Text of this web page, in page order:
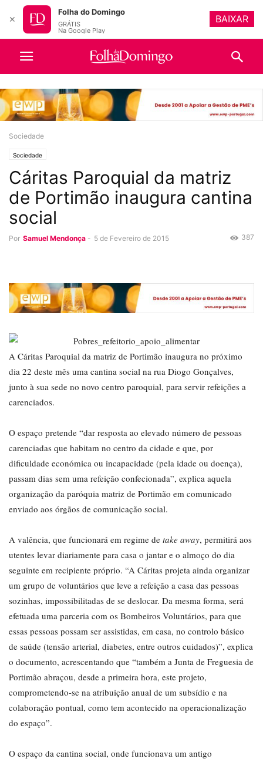
Sociedade
Sociedade
Cáritas Paroquial da matriz
de Portimão inaugura cantina
social
Por Samuel Mendonça - 5 de Fevereiro de 2015 387
A Cáritas Paroquial da matriz de Portimão inaugura no próximo
dia 22 deste mês uma cantina social na rua Diogo Gonçalves,
junto à sua sede no novo centro paroquial, para servir refeições a
carenciados.
O espaço pretende “dar resposta ao elevado número de pessoas
carenciadas que habitam no centro da cidade e que, por
dificuldade económica ou incapacidade (pela idade ou doença),
passam dias sem uma refeição confecionada”, explica aquela
organização da paróquia matriz de Portimão em comunicado
enviado aos órgãos de comunicação social.
A valência, que funcionará em regime de take away, permitirá aos
utentes levar diariamente para casa o jantar e o almoço do dia
seguinte em recipiente próprio. “A Cáritas projeta ainda organizar
um grupo de voluntários que leve a refeição a casa das pessoas
sozinhas, impossibilitadas de se deslocar. Da mesma forma, será
efetuada uma parceria com os Bombeiros Voluntários, para que
essas pessoas possam ser assistidas, em casa, no controlo básico
de saúde (tensão arterial, diabetes, entre outros cuidados)”, explica
o documento, acrescentando que “também a Junta de Freguesia de
Portimão abraçou, desde a primeira hora, este projeto,
comprometendo-se na atribuição anual de um subsídio e na
colaboração pontual, como tem acontecido na operacionalização
do espaço”.
O espaço da cantina social, onde funcionava um antigo
✕
Folha do Domingo
GRÁTIS
Na Google Play
BAIXAR